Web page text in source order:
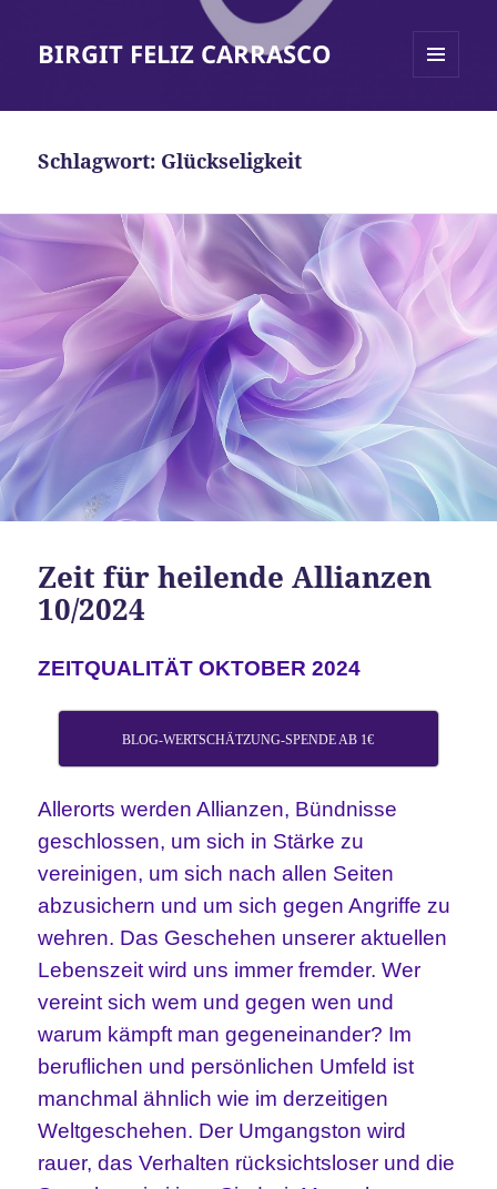
BIRGIT FELIZ CARRASCO
Schlagwort: Glückseligkeit
Zeit für heilende Allianzen
10/2024
ZEITQUALITÄT OKTOBER 2024
BLOG-WERTSCHÄTZUNG-SPENDE AB 1€
Allerorts werden Allianzen, Bündnisse
geschlossen, um sich in Stärke zu
vereinigen, um sich nach allen Seiten
abzusichern und um sich gegen Angriffe zu
wehren. Das Geschehen unserer aktuellen
Lebenszeit wird uns immer fremder. Wer
vereint sich wem und gegen wen und
warum kämpft man gegeneinander? Im
beruflichen und persönlichen Umfeld ist
manchmal ähnlich wie im derzeitigen
Weltgeschehen. Der Umgangston wird
rauer, das Verhalten rücksichtsloser und die